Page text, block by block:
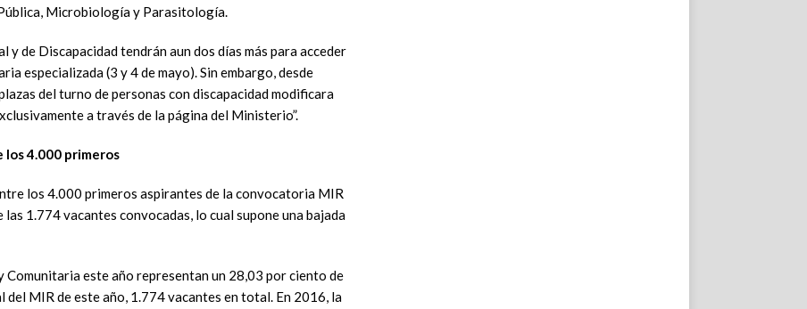
Microbiología y Parasitología.
de Discapacidad tendrán aun dos días más para acceder
especializada (3 y 4 de mayo). Sin embargo, desde
del turno de personas con discapacidad modificara
a través de la página del Ministerio”.
los 4.000 primeros
los 4.000 primeros aspirantes de la convocatoria MIR
1.774 vacantes convocadas, lo cual supone una bajada
Comunitaria este año representan un 28,03 por ciento de
MIR de este año, 1.774 vacantes en total. En 2016, la